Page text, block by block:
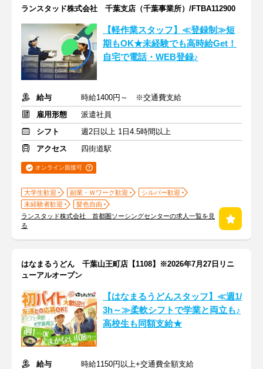
ランスタッド株式会社 千葉支店（千葉事業所）/FTBA112900
【軽作業スタッフ】≪登録制≫短
期もOK★未経験でも高時給Get！
自宅で電話・WEB登録♪
給与
時給1400円～ ※交通費支給
雇用形態
派遣社員
シフト
週2日以上 1日4.5時間以上
アクセス
四街道駅
オンライン面接可
大学生歓迎 副業・Ｗワーク歓迎
シルバー歓迎
未経験者歓迎
髪色自由
ランスタッド株式会社 首都圏ソーシングセンターの求人一覧を見
る
はなまるうどん 千葉山王町店【1108】※2026年7月27日リニ
ューアルオープン
【はなまるうどんスタッフ】≪週1/
3h～≫柔軟シフトで学業と両立も♪
高校生も同額支給★
給与
時給1150円以上+交通費全額支給